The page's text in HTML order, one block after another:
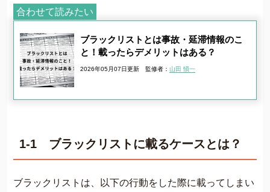
合わせて読みたい
ブラックリストとは事故・延滞情報のこ
と！載ったらデメリットはある？
2026年05月07日更新 監修者： 山田 愼一
1-1 ブラックリストに載るケースとは？
ブラックリストは、以下の行動をした際に載ってしまい